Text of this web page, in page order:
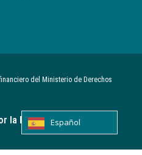
del Ministerio de Derechos
la Regeneración.
Español